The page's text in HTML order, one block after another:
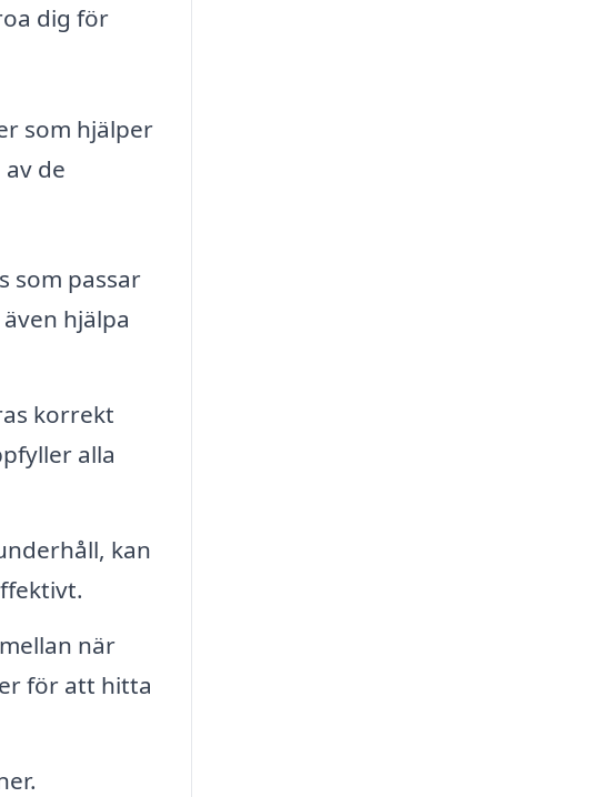
dig för
som hjälper
de
som passar
hjälpa
korrekt
alla
kan
när
för att hitta